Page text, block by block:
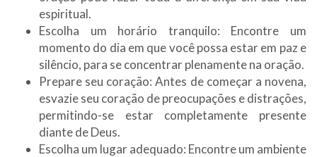
espiritual.
Escolha um horário tranquilo: Encontre um
momento do dia em que você possa estar em paz e
silêncio, para se concentrar plenamente na oração.
Prepare seu coração: Antes de começar a novena,
esvazie seu coração de preocupações e distrações,
permitindo-se estar completamente presente
diante de Deus.
Escolha um lugar adequado: Encontre um ambiente